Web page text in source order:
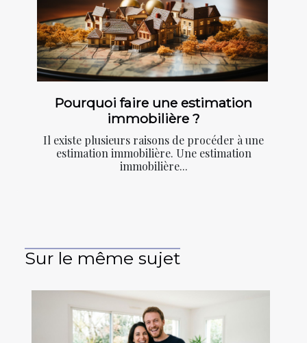
Pourquoi faire une estimation
immobilière ?
Il existe plusieurs raisons de procéder à une
estimation immobilière. Une estimation
immobilière...
Sur le même sujet